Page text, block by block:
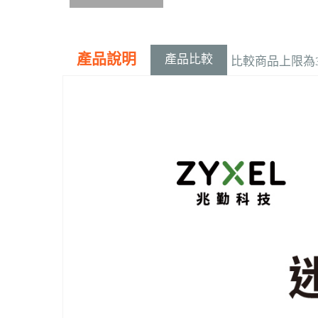
產品說明 產品比較 比較商品上限為